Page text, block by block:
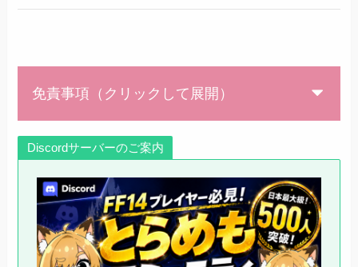
免責事項（クリックして展開）
Discordサーバーのご案内